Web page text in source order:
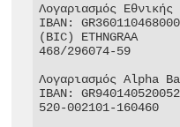
Λογαριασμός
IBAN:
(BIC) ETHNGRAA
468/296074-59
Λογαριασμός Alpha
IBAN:
520-002101-160460